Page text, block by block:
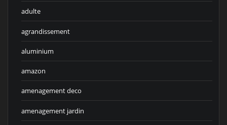
adulte
agrandissement
aluminium
amazon
amenagement deco
amenagement jardin